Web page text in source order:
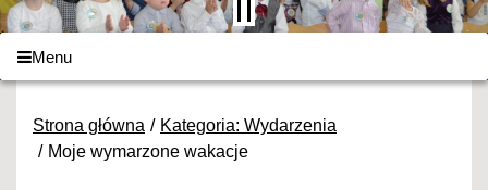
Menu
Strona główna
Kategoria: Wydarzenia
Moje wymarzone wakacje